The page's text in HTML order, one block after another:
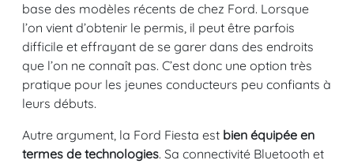
base des modèles récents de chez Ford. Lorsque
l’on vient d’obtenir le permis, il peut être parfois
difficile et effrayant de se garer dans des endroits
que l’on ne connaît pas. C’est donc une option très
pratique pour les jeunes conducteurs peu confiants à
leurs débuts.
Autre argument, la Ford Fiesta est bien équipée en
termes de technologies. Sa connectivité Bluetooth et